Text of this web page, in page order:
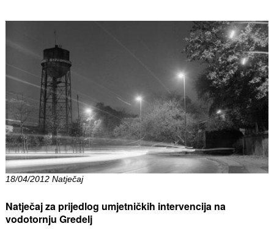
18/04/2012 Natječaj
Natječaj za prijedlog umjetničkih intervencija na
vodotornju Gredelj